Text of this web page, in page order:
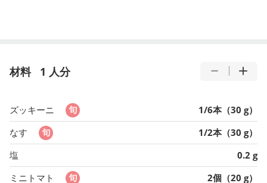
材料 1 人分
ズッキーニ
1/6本（30 g）
なす
1/2本（30 g）
塩
0.2 g
ミニトマト
2個（20 g）